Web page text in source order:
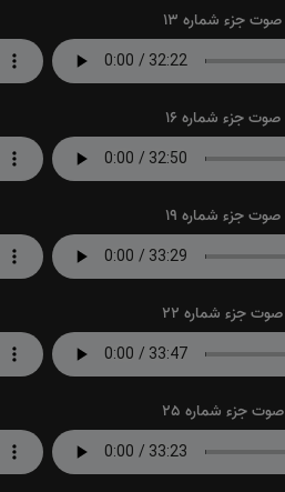
صوت جزء شماره 13
صوت جزء شماره 16
صوت جزء شماره 19
صوت جزء شماره 22
صوت جزء شماره 25